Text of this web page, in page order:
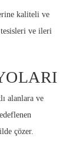
kaliteli ve
ve ileri
alanlara ve
çözer.